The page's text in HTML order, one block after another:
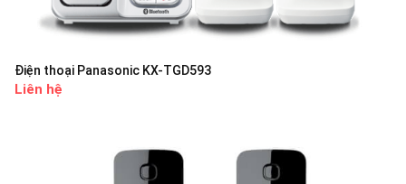
Điện thoại Panasonic KX-TGD593
Liên hệ